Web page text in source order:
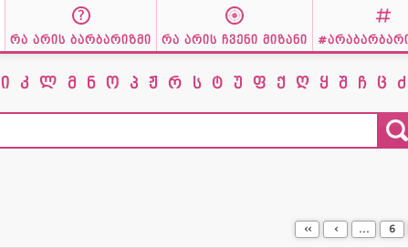
რა არის ბარბარიზმი რა არის ჩვენი მიზანი
ი კ ლ მ ნ ო პ ჟ რ ს ტ უ ფ ქ ღ ყ შ ჩ ც ძ
‹‹ ‹ ... 6